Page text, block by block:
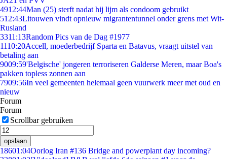
4912:44Man (25) sterft nadat hij lijm als condoom gebruikt
512:43Litouwen vindt opnieuw migrantentunnel onder grens met Wit-
Rusland
3311:13Random Pics van de Dag #1977
1110:20Accell, moederbedrijf Sparta en Batavus, vraagt uitstel van
betaling aan
9009:59'Belgische' jongeren terroriseren Galderse Meren, maar Boa's
pakken topless zonnen aan
7909:56In veel gemeenten helemaal geen vuurwerk meer met oud en
nieuw
Forum
Forum
Scrollbar gebruiken
opslaan
18601:04Oorlog Iran #136 Bridge and powerplant day incoming?